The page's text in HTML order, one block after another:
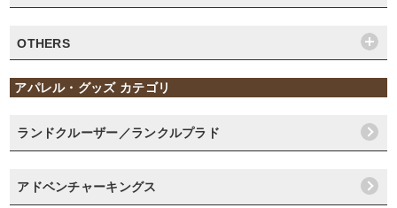
OTHERS
アパレル・グッズ カテゴリ
ランドクルーザー／ランクルプラド
アドベンチャーキングス